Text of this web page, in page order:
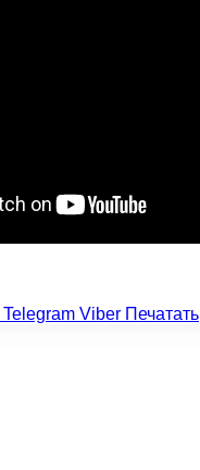
Telegram Viber Печатать